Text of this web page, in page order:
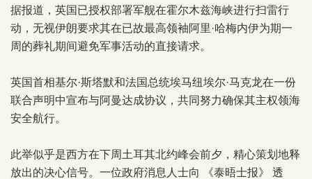
据报道，英国已授权部署军舰在霍尔木兹海峡进行扫雷行
动，无视伊朗要求其在已故最高领袖阿里·哈梅内伊为期一
周的葬礼期间避免军事活动的直接请求。
英国首相基尔·斯塔默和法国总统埃马纽埃尔·马克龙在一份
联合声明中宣布与阿曼达成协议，共同努力确保其主权领海
安全航行。
此举似乎是西方在下周土耳其北约峰会前夕，精心策划地释
放出的决心信号。一位政府消息人士向 《泰晤士报》 透